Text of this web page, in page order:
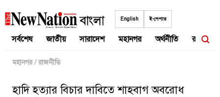
to
English ই-পেপার
সর্বশেষ জাতীয় সারাদেশ মহানগর অর্থনীতি রাজনীতি
মহানগর / রাজনীতি
হাদি হত্যার বিচার দাবিতে শাহবাগ অবরোধ